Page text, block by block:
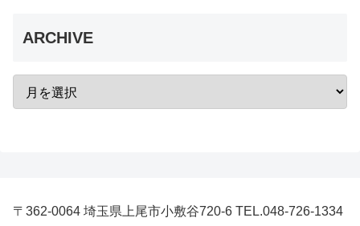
ARCHIVE
〒362-0064 埼玉県上尾市小敷谷720-6 TEL.048-726-1334